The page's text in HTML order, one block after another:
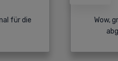
für die
Wow,